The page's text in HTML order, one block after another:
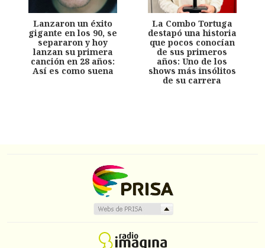
Lanzaron un éxito
gigante en los 90, se
separaron y hoy
lanzan su primera
canción en 28 años:
Así es como suena
La Combo Tortuga
destapó una historia
que pocos conocían
de sus primeros
años: Uno de los
shows más insólitos
de su carrera